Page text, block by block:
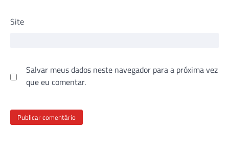
Site
Salvar meus dados neste navegador para a próxima vez
que eu comentar.